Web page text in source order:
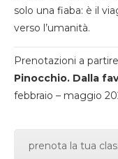
solo una fiaba: è il
verso l’umanità.
Prenotazioni a
Pinocchio. Dalla
febbraio – maggio
prenota la tua